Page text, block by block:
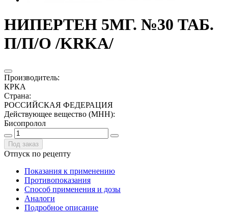
НИПЕРТЕН 5МГ. №30 ТАБ.
П/П/О /KRKA/
Производитель:
КРКА
Страна:
РОССИЙСКАЯ ФЕДЕРАЦИЯ
Действующее вещество (МНН):
Бисопролол
Под заказ
Отпуск по рецепту
Показания к применению
Противопоказания
Способ применения и дозы
Аналоги
Подробное описание